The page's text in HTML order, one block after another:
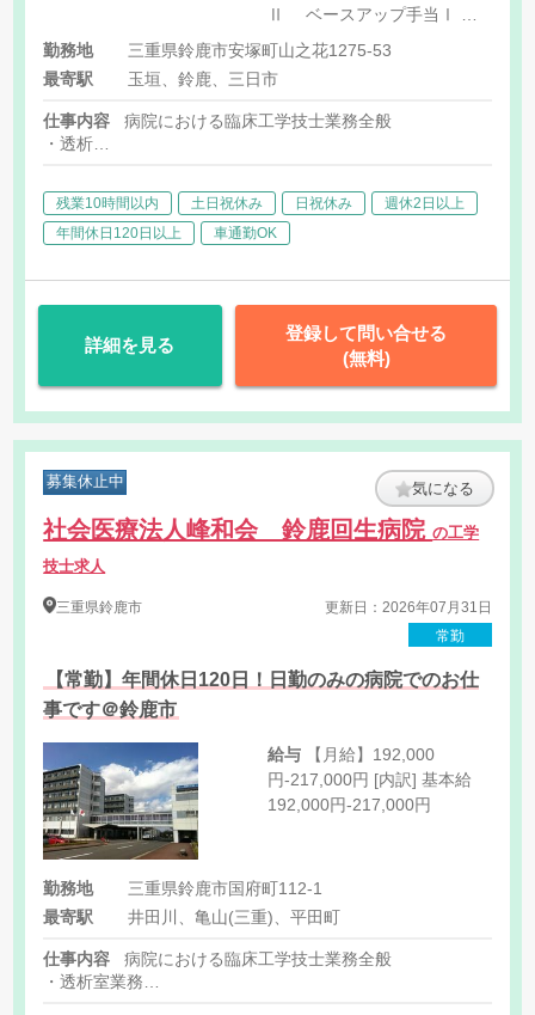
Ⅱ ベースアップ手当Ⅰ ベ
ースアップ手当Ⅰ調整給 ベー
スアップ手当Ⅱ ベースアップ
手当Ⅱ調整給
勤務地
三重県鈴鹿市安塚町山之花1275-53
最寄駅
玉垣、鈴鹿、三日市
仕事内容
病院における臨床工学技士業務全般
・透析
・医療機器管理
・オペ室業務（ロボット手術・機械管理等） 等
※透析は土曜日、祝日も対応あり
残業10時間以内 土日祝休み 日祝休み
週休2日以上
年間休日120日以上
車通勤OK
詳細を見る
登録して問い合せる
(無料)
募集休止中 気になる
社会医療法人峰和会 鈴鹿回生病院の工学
技士求人
三重県鈴鹿市
更新日：2026年07月31日
常勤
【常勤】年間休日120日！日勤のみの病院でのお仕
事です＠鈴鹿市
給与
円-217,000円 [内訳] 基本給
192,000円-217,000円
勤務地
三重県鈴鹿市国府町112-1
最寄駅
井田川、亀山(三重)、平田町
仕事内容
病院における臨床工学技士業務全般
・透析室業務